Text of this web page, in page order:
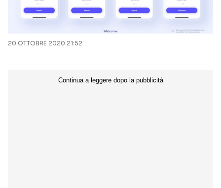
20 OTTOBRE 2020 21:52